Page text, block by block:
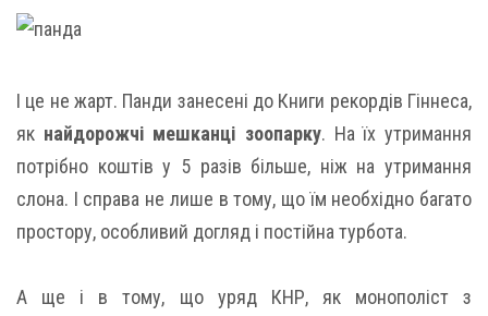
І це не жарт. Панди занесені до Книги рекордів Гіннеса,
як найдорожчі мешканці зоопарку. На їх утримання
потрібно коштів у 5 разів більше, ніж на утримання
слона. І справа не лише в тому, що їм необхідно багато
простору, особливий догляд і постійна турбота.
А ще і в тому, що уряд КНР, як монополіст з